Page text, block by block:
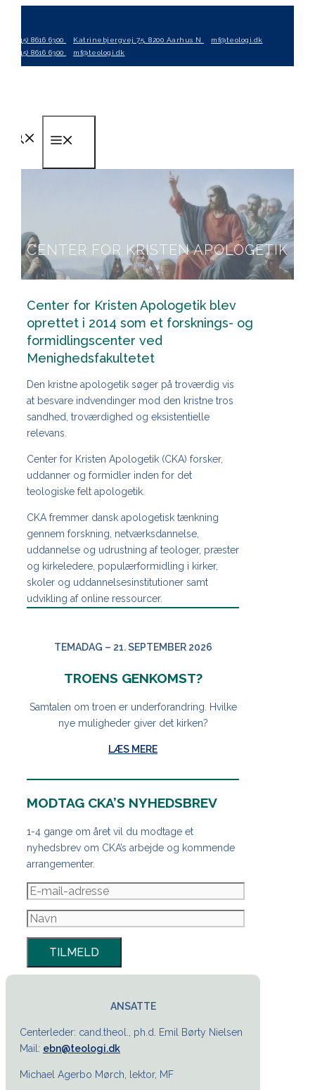
indhold
(+45) 8616 6300 Katrinebjergvej 75, 8200 Aarhus N
mf@teologi.dk
(+45) 8616 6300
mf@teologi.dk
CENTER FOR KRISTEN APOLOGETIK
Center for Kristen Apologetik blev
oprettet i 2014 som et forsknings- og
formidlingscenter ved
Menighedsfakultetet
Den kristne apologetik søger på troværdig vis
at besvare indvendinger mod den kristne tros
sandhed, troværdighed og eksistentielle
relevans.
Center for Kristen Apologetik (CKA) forsker,
uddanner og formidler inden for det
teologiske felt apologetik.
CKA fremmer dansk apologetisk tænkning
gennem forskning, netværksdannelse,
uddannelse og udrustning af teologer, præster
og kirkeledere, populærformidling i kirker,
skoler og uddannelsesinstitutioner samt
udvikling af online ressourcer.
TEMADAG – 21. SEPTEMBER 2026
TROENS GENKOMST?
Samtalen om troen er underforandring. Hvilke
nye muligheder giver det kirken?
LÆS MERE
MODTAG CKA’S NYHEDSBREV
1-4 gange om året vil du modtage et
nyhedsbrev om CKA’s arbejde og kommende
arrangementer.
ANSATTE
Centerleder: cand.theol., ph.d. Emil Børty Nielsen
Mail: ebn@teologi.dk
Michael Agerbo Mørch, lektor, MF